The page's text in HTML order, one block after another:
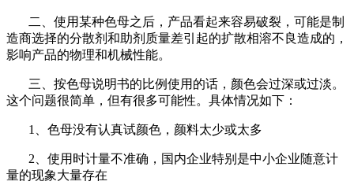
二、使用某种色母之后，产品看起来容易破裂，可能是制
造商选择的分散剂和助剂质量差引起的扩散相溶不良造成的，
影响产品的物理和机械性能。
三、按色母说明书的比例使用的话，颜色会过深或过淡。
这个问题很简单，但有很多可能性。具体情况如下：
1、色母没有认真试颜色，颜料太少或太多
2、使用时计量不准确，国内企业特别是中小企业随意计
量的现象大量存在